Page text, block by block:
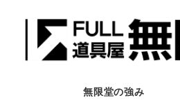
無限堂の強み